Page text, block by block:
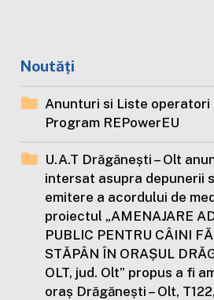
Noutăți
Anunturi si Liste operatori
Program REPowerEU
U.A.T Drăgănești – Olt
intersat asupra depunerii
emitere a acordului de
proiectul „AMENAJARE
PUBLIC PENTRU CÂINI
STĂPÂN ÎN ORAȘUL
OLT, jud. Olt” propus a fi
oraș Drăgănești – Olt,